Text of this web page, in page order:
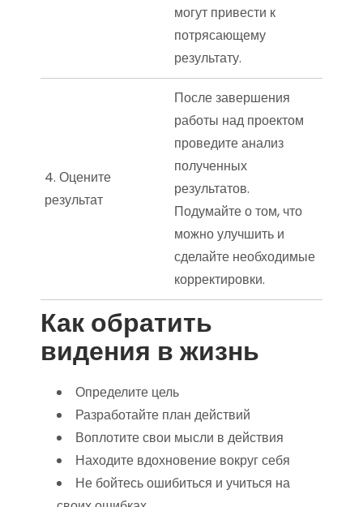
могут привести к
потрясающему
результату.
4. Оцените
результат
После завершения
работы над проектом
проведите анализ
полученных
результатов.
Подумайте о том, что
можно улучшить и
сделайте необходимые
корректировки.
Как обратить
видения в жизнь
Определите цель
Разработайте план действий
Воплотите свои мысли в действия
Находите вдохновение вокруг себя
Не бойтесь ошибиться и учиться на